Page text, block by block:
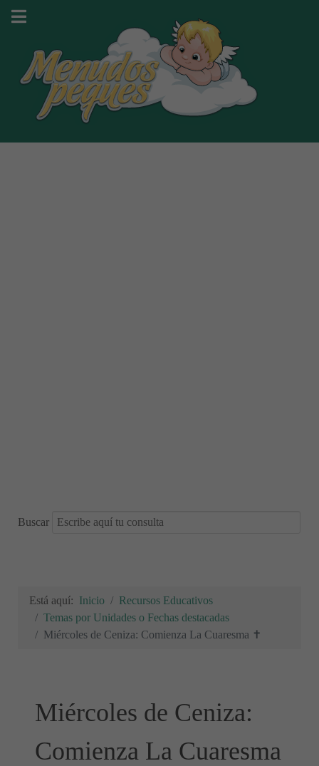
Buscar
Está aquí: Inicio
Recursos Educativos
Temas por Unidades o Fechas destacadas
Miércoles de Ceniza: Comienza La Cuaresma ✝️
Miércoles de Ceniza:
Comienza La Cuaresma